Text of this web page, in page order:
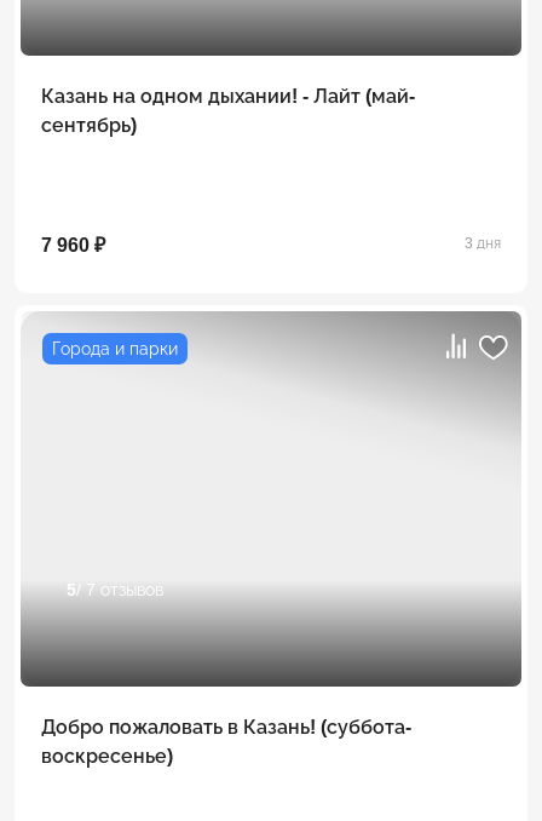
Казань на одном дыхании! - Лайт (май-
сентябрь)
7 960 ₽ 3 дня
Города и парки
5/ 7 отзывов
Добро пожаловать в Казань! (суббота-
воскресенье)